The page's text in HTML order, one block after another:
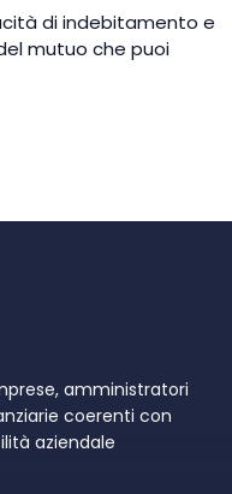
di indebitamento e
mutuo che puoi
amministratori
coerenti con
aziendale